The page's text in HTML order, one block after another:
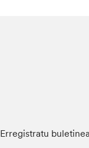
Erregistratu